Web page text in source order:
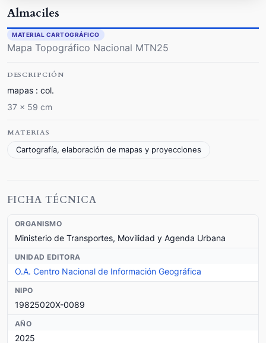
Almaciles
MATERIAL CARTOGRÁFICO
Mapa Topográfico Nacional MTN25
DESCRIPCIÓN
mapas : col.
37 x 59 cm
MATERIAS
Cartografía, elaboración de mapas y proyecciones
FICHA TÉCNICA
ORGANISMO
Ministerio de Transportes, Movilidad y Agenda Urbana
UNIDAD EDITORA
O.A. Centro Nacional de Información Geográfica
NIPO
19825020X-0089
AÑO
2025